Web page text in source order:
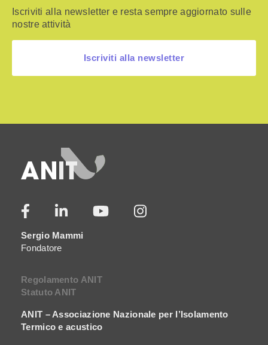
Iscriviti alla newsletter e resta sempre aggiornato sulle
nostre attività
Iscriviti alla newsletter
Sergio Mammi
Fondatore
Regolamento ANIT
Statuto ANIT
ANIT – Associazione Nazionale per l’Isolamento
Termico e acustico